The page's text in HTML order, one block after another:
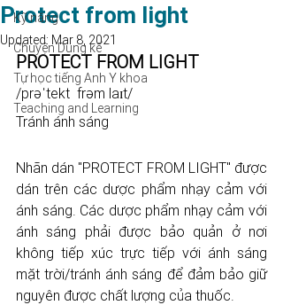
Kỹ năng
Chuyện Dung kể
Tự học tiếng Anh Y khoa
Teaching and Learning
Protect from light
Updated: Mar 8, 2021
PROTECT FROM LIGHT
/prəˈtekt  frəm laɪt/
Tránh ánh sáng
Nhãn dán "PROTECT FROM LIGHT" được
dán trên các dược phẩm nhạy cảm với
ánh sáng. Các dược phẩm nhạy cảm với
ánh sáng phải được bảo quản ở nơi
không tiếp xúc trực tiếp với ánh sáng
mặt trời/tránh ánh sáng để đảm bảo giữ
nguyên được chất lượng của thuốc.